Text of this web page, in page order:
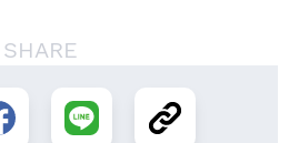
SHARE